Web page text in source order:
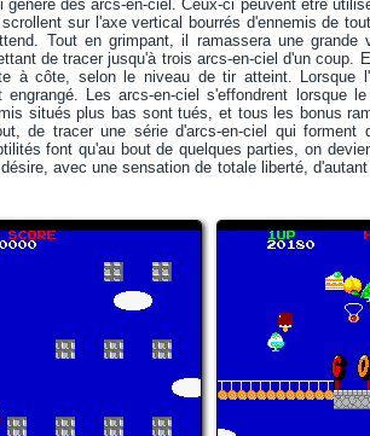
des arcs-en-ciel. Ceux-ci peuvent être
sur l'axe vertical bourrés d'ennemis de
Tout en grimpant, il ramassera une
de tracer jusqu'à trois arcs-en-ciel d'un coup.
à côte, selon le niveau de tir atteint. Lorsque
engrangé. Les arcs-en-ciel s'effondrent lorsque
situés plus bas sont tués, et tous les bonus
de tracer une série d'arcs-en-ciel qui forment
font qu'au bout de quelques parties, on
avec une sensation de totale liberté,